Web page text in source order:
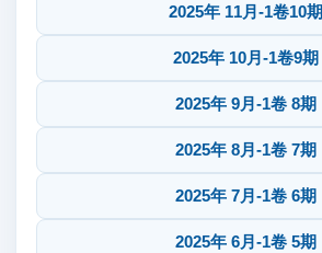
2025年 11月-1卷10期
2025年 10月-1卷9期
2025年 9月-1卷 8期
2025年 8月-1卷 7期
2025年 7月-1卷 6期
2025年 6月-1卷 5期